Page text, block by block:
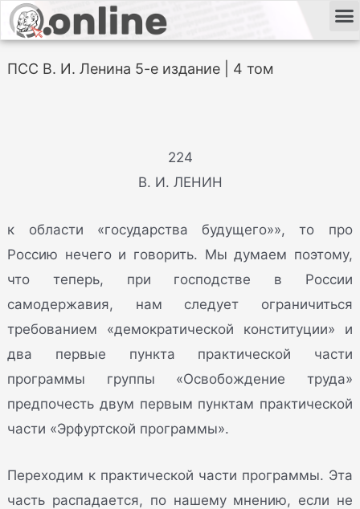
ПСС В. И. Ленина 5-е издание | 4 том
224
В. И. ЛЕНИН
к области «государства будущего»», то про
Россию нечего и говорить. Мы думаем поэтому,
что теперь, при господстве в России
самодержавия, нам следует ограничиться
требованием «демократической конституции» и
два первые пункта практической части
программы группы «Освобождение труда»
предпочесть двум первым пунктам практической
части «Эрфуртской программы».
Переходим к практической части программы. Эта
часть распадается, по нашему мнению, если не